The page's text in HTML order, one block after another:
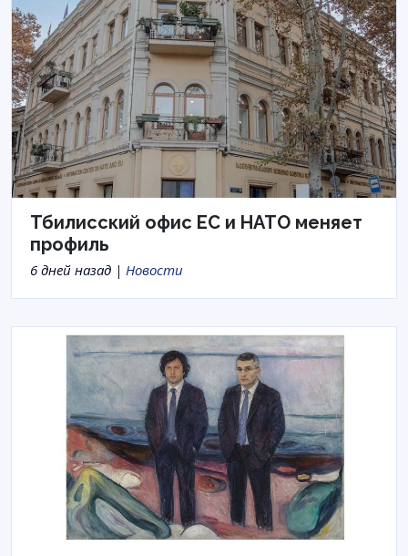
Тбилисский офис ЕС и НАТО меняет
профиль
6 дней назад | Новости